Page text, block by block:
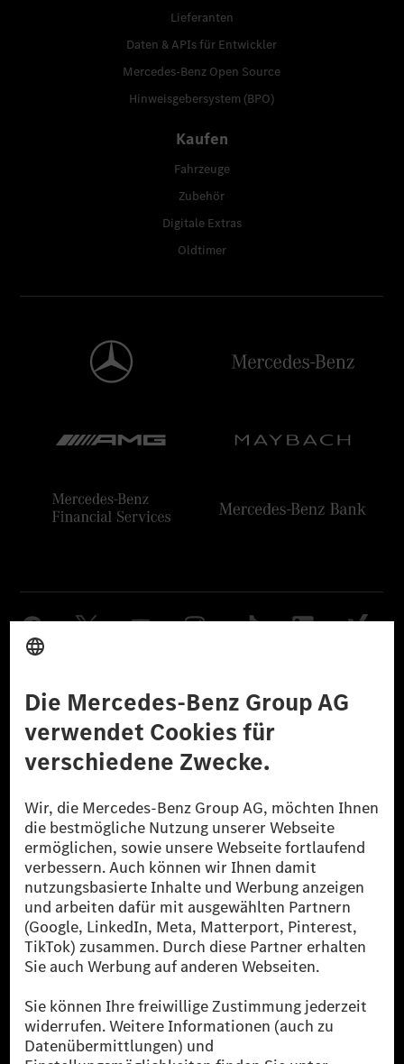
Lieferanten
Daten & APIs für Entwickler
Mercedes-Benz Open Source
Hinweisgebersystem (BPO)
Kaufen
Fahrzeuge
Zubehör
Digitale Extras
Oldtimer
Datenschutz Lizenzhinweise Dritter Barrierefreiheit
© 2026 Mercedes-Benz Group AG. Alle Rechte vorbehalten.
[1] Bilanziell CO₂-neutral bedeutet, dass nicht vermiedene oder nicht
reduzierte CO₂-Emissionen bei der Mercedes-Benz Group durch
zertifizierte Ausgleichsprojekte kompensiert werden.
[2] Renewable Charging ist ein integraler Bestandteil von MB.CHARGE
Public in Europa, den USA, Kanada und China. Sofern an der jeweiligen
Ladestation noch kein Strom aus erneuerbaren Energien vorliegt,
verwendet Renewable Charging Grünstromzertifikate*. Diese stellen
sicher, dass für Ladevorgänge über MB.CHARGE Public eine äquivalente
Strommenge aus erneuerbaren Energien ins Stromnetz eingespeist wird.
als sechs Jahre sind.
* Inkl. EKOenergy Ökolabel
* Die angegebenen Werte wurden nach dem vorgeschriebenen
Messverfahren WLTP (Worldwide harmonised Light vehicles Test